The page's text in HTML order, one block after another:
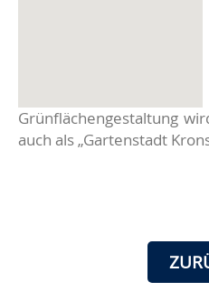
Grünflächengestaltung
auch als „Gartenstadt